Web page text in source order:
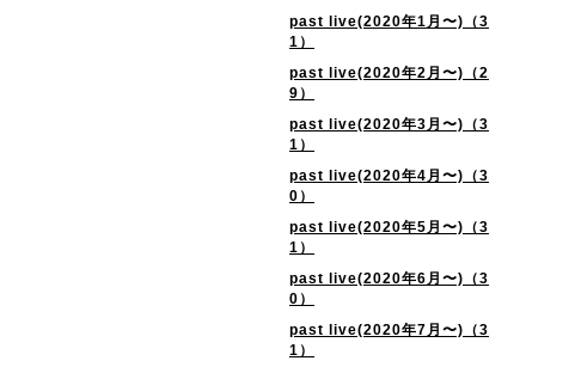
past live(2020年1月〜)（3
1）
past live(2020年2月〜)（2
9）
past live(2020年3月〜)（3
1）
past live(2020年4月〜)（3
0）
past live(2020年5月〜)（3
1）
past live(2020年6月〜)（3
0）
past live(2020年7月〜)（3
1）